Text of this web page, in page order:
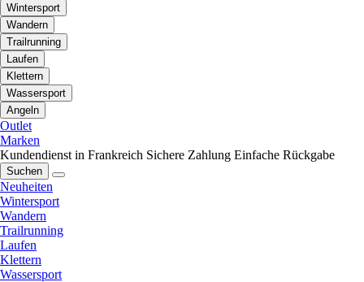
Wintersport
Wandern
Trailrunning
Laufen
Klettern
Wassersport
Angeln
Outlet
Marken
Kundendienst in Frankreich Sichere Zahlung Einfache Rückgabe
Suchen
Neuheiten
Wintersport
Wandern
Trailrunning
Laufen
Klettern
Wassersport